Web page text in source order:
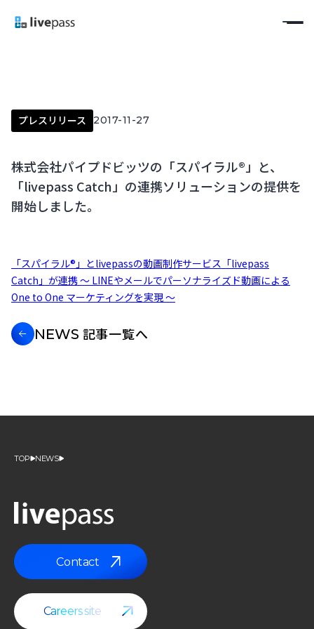
プレスリリース 2017-11-27
株式会社パイプドビッツの「スパイラル®」と、
「livepass Catch」の連携ソリューションの提供を
開始しました。
「スパイラル®」とlivepassの動画制作サービス「livepass
Catch」が連携 ～ LINEやメールでパーソナライズド動画による
One to One マーケティングを実現 ～
NEWS 記事一覧へ
TOP NEWS
Contact
Careers site